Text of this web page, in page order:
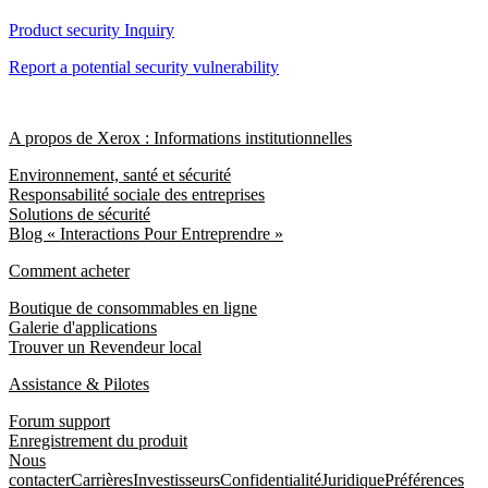
Product security Inquiry
Report a potential security vulnerability
A propos de Xerox : Informations institutionnelles
Environnement, santé et sécurité
Responsabilité sociale des entreprises
Solutions de sécurité
Blog « Interactions Pour Entreprendre »
Comment acheter
Boutique de consommables en ligne
Galerie d'applications
Trouver un Revendeur local
Assistance & Pilotes
Forum support
Enregistrement du produit
Nous
contacterCarrièresInvestisseursConfidentialitéJuridiquePréférences